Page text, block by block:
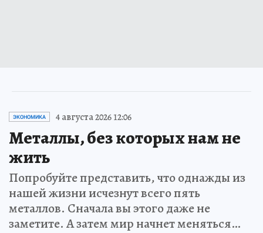
ЭКОНОМИКА 4 августа 2026 12:06
Металлы, без которых нам не
жить
Попробуйте представить, что однажды из
нашей жизни исчезнут всего пять
металлов. Сначала вы этого даже не
заметите. А затем мир начнет меняться…